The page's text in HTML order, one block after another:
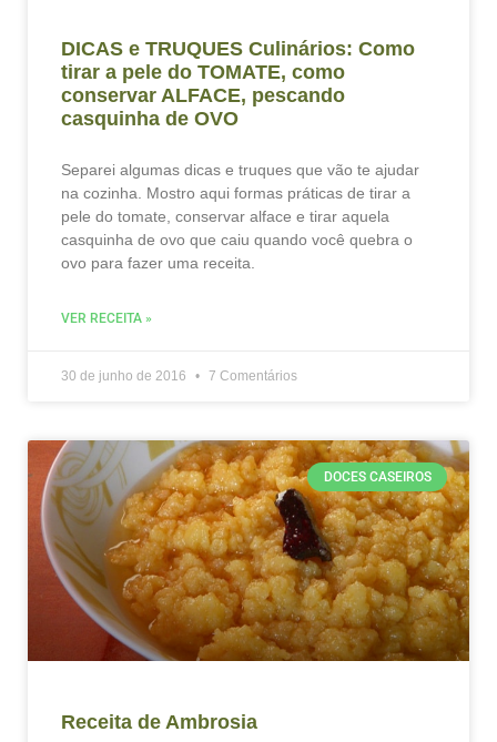
DICAS e TRUQUES Culinários: Como
tirar a pele do TOMATE, como
conservar ALFACE, pescando
casquinha de OVO
Separei algumas dicas e truques que vão te ajudar
na cozinha. Mostro aqui formas práticas de tirar a
pele do tomate, conservar alface e tirar aquela
casquinha de ovo que caiu quando você quebra o
ovo para fazer uma receita.
VER RECEITA »
30 de junho de 2016 7 Comentários
DOCES CASEIROS
Receita de Ambrosia